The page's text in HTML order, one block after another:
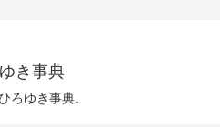
き事典
ろゆき事典.